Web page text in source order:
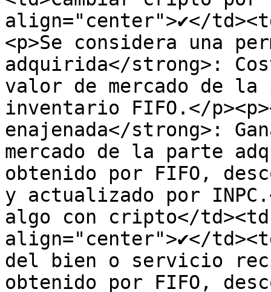
align="center">✔</
<p>Se considera una
adquirida</strong>:
valor de mercado de
inventario FIFO.</
enajenada</strong>:
mercado de la parte
obtenido por FIFO,
y actualizado por
algo con cripto</
align="center">✔</
del bien o servicio
obtenido por FIFO,